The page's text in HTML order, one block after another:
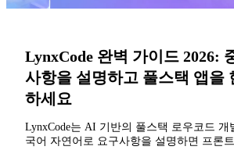
LynxCode 완벽 가이드 2026:
사항을 설명하고 풀스택 앱을
하세요
LynxCode는 AI 기반의 풀스택 로우코드 개
국어 자연어로 요구사항을 설명하면 프론